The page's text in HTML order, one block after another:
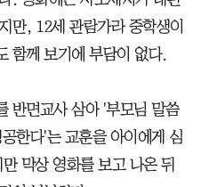
만, 12세 관람가라 중학생이
함께 보기에 부담이 없다.
반면교사 삼아 '부모님 말씀
한다'는 교훈을 아이에게 심
막상 영화를 보고 나온 뒤